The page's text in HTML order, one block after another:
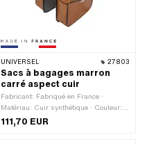
UNIVERSEL 27803
Sacs à bagages marron
carré aspect cuir
Fabricant: Fabriqué en France ·
Matériau: Cuir synthétique · Couleur:
marron · Champ d'application:
Intervention sur la voie publique ·
111,70 EUR